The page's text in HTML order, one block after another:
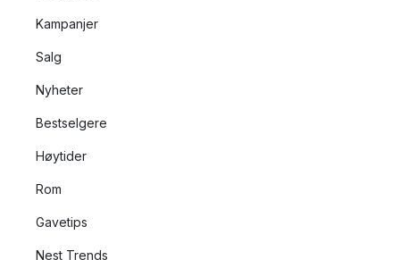
Kampanjer
Salg
Nyheter
Bestselgere
Høytider
Rom
Gavetips
Nest Trends